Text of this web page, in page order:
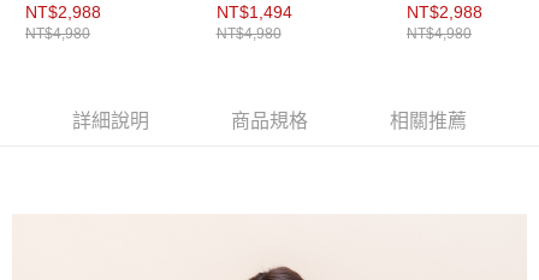
NT$2,988
NT$4,980
NT$1,494
NT$4,980
NT$2,988
NT$4,980
詳細說明 商品規格 相關推薦